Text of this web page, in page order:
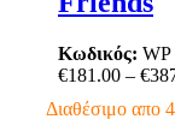
επιλογές
μπορούν
Κωδικός: WP
€181.00 – €
Διαθέσιμο απο